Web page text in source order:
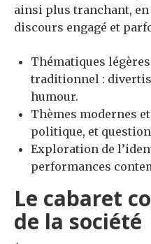
ainsi plus tranchant,
discours engagé et
Thématiques
traditionnel :
humour.
Thèmes modernes
politique, et
Exploration de
performances
Le cabaret
de la société